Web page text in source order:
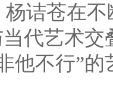
诘苍在
当代艺术
他不行”